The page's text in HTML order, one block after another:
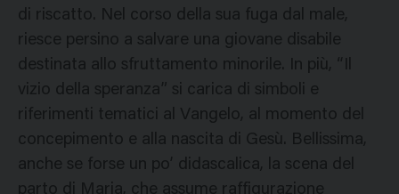
di riscatto. Nel corso della sua fuga dal male,
riesce persino a salvare una giovane disabile
destinata allo sfruttamento minorile. In più, “Il
vizio della speranza” si carica di simboli e
riferimenti tematici al Vangelo, al momento del
concepimento e alla nascita di Gesù. Bellissima,
anche se forse un po’ didascalica, la scena del
parto di Maria, che assume raffigurazione